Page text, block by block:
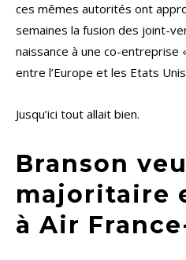
ces mêmes autorités ont
semaines la fusion des joint-
naissance à une co-entreprise
entre l’Europe et les Etats
Jusqu’ici tout allait bien.
Branson
majoritaire
à Air